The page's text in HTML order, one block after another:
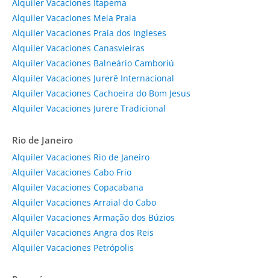
Alquiler Vacaciones Itapema
Alquiler Vacaciones Meia Praia
Alquiler Vacaciones Praia dos Ingleses
Alquiler Vacaciones Canasvieiras
Alquiler Vacaciones Balneário Camboriú
Alquiler Vacaciones Jurerê Internacional
Alquiler Vacaciones Cachoeira do Bom Jesus
Alquiler Vacaciones Jurere Tradicional
Rio de Janeiro
Alquiler Vacaciones Rio de Janeiro
Alquiler Vacaciones Cabo Frio
Alquiler Vacaciones Copacabana
Alquiler Vacaciones Arraial do Cabo
Alquiler Vacaciones Armação dos Búzios
Alquiler Vacaciones Angra dos Reis
Alquiler Vacaciones Petrópolis